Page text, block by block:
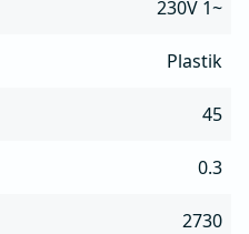
230V 1~
Plastik
45
0.3
2730